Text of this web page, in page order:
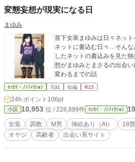
変態妄想が現実になる日
まゆみ
首下女装まゆみは日々ネッ
ネットに書込む日々…そんな
したネットの書込みを見た
想がまゆみとまさるの出会
変わるまでの話
ｴｯｾｲ・ﾉﾝﾌｨｸｼｮﾝ 完結 短編 R15
24h.ポイント 106pt
小説 10,953 位 / 228,899件 ｴｯｾｲ・ﾉﾝﾌｨｸｼｮﾝ
女装 調教 M男 挿絵あり（AI） 18
オヤジ
高齢者 出会い系サイト